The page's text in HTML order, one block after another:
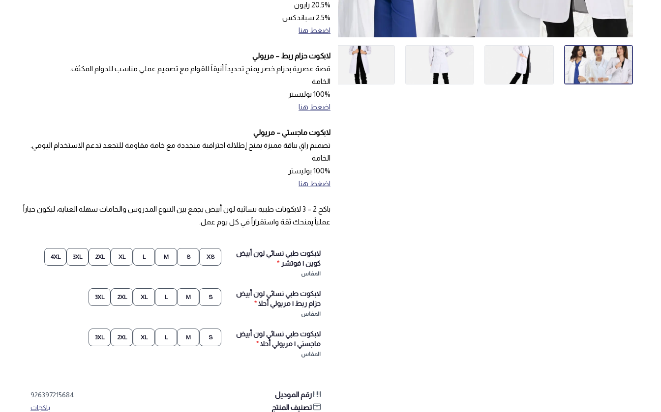
20.5% رايون
2.5% سباندكس
اضغط هنا
لابكوت حزام ربط – مريولي
قصة عصرية بحزام خصر يمنح تحديداً أنيقاً للقوام مع تصميم عملي مناسب للدوام المكثف.
الخامة
100% بوليستر
اضغط هنا
لابكوت ماجستي – مريولي
تصميم راقٍ بياقة مميزة يمنح إطلالة احترافية متجددة مع خامة مقاومة للتجعد تدعم الاستخدام اليومي.
الخامة
100% بوليستر
اضغط هنا
باكج 2 – 3 لابكوتات طبية نسائية لون أبيض يجمع بين التنوع المدروس والخامات سهلة العناية، ليكون خياراً
عملياً يمنحك ثقة واستقراراً في كل يوم عمل.
لابكوت طبي نسائي لون أبيض
كوين | فوتشر *
المقاس
XS
S
M
L
XL
2XL
3XL
4XL
لابكوت طبي نسائي لون أبيض
حزام ربط | مريولي أحلا*
المقاس
S
M
L
XL
2XL
3XL
لابكوت طبي نسائي لون أبيض
ماجستي | مريولي أحلا*
المقاس
S
M
L
XL
2XL
3XL
رقم الموديل 926397215684
تصنيف المنتج باكجات